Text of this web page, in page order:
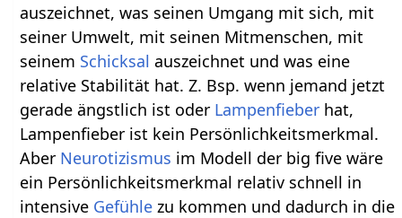
auszeichnet, was seinen Umgang mit sich, mit
seiner Umwelt, mit seinen Mitmenschen, mit
seinem Schicksal auszeichnet und was eine
relative Stabilität hat. Z. Bsp. wenn jemand jetzt
gerade ängstlich ist oder Lampenfieber hat,
Lampenfieber ist kein Persönlichkeitsmerkmal.
Aber Neurotizismus im Modell der big five wäre
ein Persönlichkeitsmerkmal relativ schnell in
intensive Gefühle zu kommen und dadurch in die